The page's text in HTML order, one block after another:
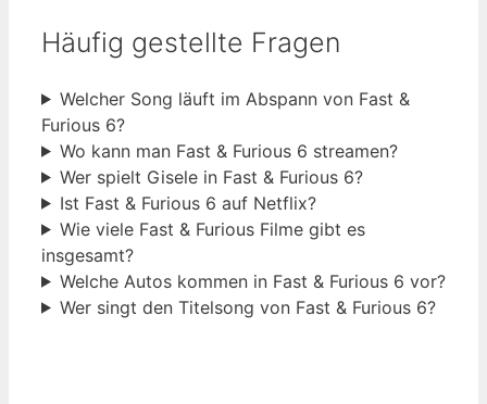
Häufig gestellte Fragen
Welcher Song läuft im Abspann von Fast &
Furious 6?
Wo kann man Fast & Furious 6 streamen?
Wer spielt Gisele in Fast & Furious 6?
Ist Fast & Furious 6 auf Netflix?
Wie viele Fast & Furious Filme gibt es
insgesamt?
Welche Autos kommen in Fast & Furious 6 vor?
Wer singt den Titelsong von Fast & Furious 6?